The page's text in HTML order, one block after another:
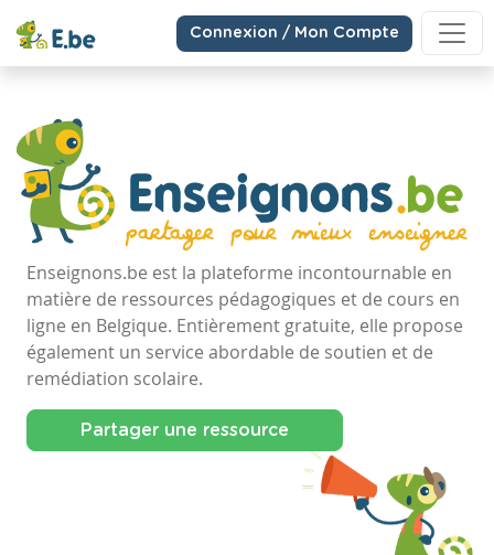
Connexion / Mon Compte
Enseignons.be est la plateforme incontournable en
matière de ressources pédagogiques et de cours en
ligne en Belgique. Entièrement gratuite, elle propose
également un service abordable de soutien et de
remédiation scolaire.
Partager une ressource